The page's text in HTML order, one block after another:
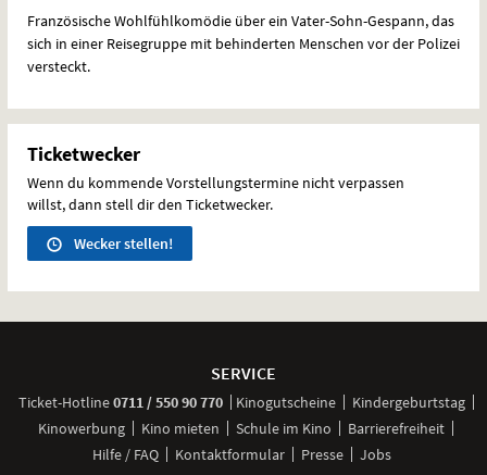
Französische Wohlfühlkomödie über ein Vater-Sohn-Gespann, das
sich in einer Reisegruppe mit behinderten Menschen vor der Polizei
versteckt.
Ticketwecker
Wenn du kommende Vorstellungstermine nicht verpassen
willst, dann stell dir den Ticketwecker.
Wecker stellen!
SERVICE
Ticket-Hotline0711 / 550 90 770anrufen
Kinogutscheine
Kindergeburtstag
Kinowerbung
Kino mieten Schule im Kino
Barrierefreiheit
Hilfe / FAQ
Kontaktformular Presse Jobs